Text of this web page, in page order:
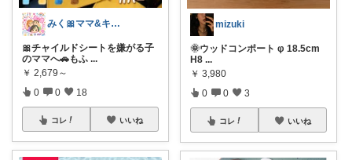
みく🎀ママ&キッズグッズ🎁
🎀チャイルドシートを嫌がる子
のママへ🚗もふ ...
￥ 2,679～
0 0 18
コレ いいね
mizuki
🌞ウッドコンポート φ 18.5cm
H8 ...
￥ 3,980
0 0 3
コレ いいね